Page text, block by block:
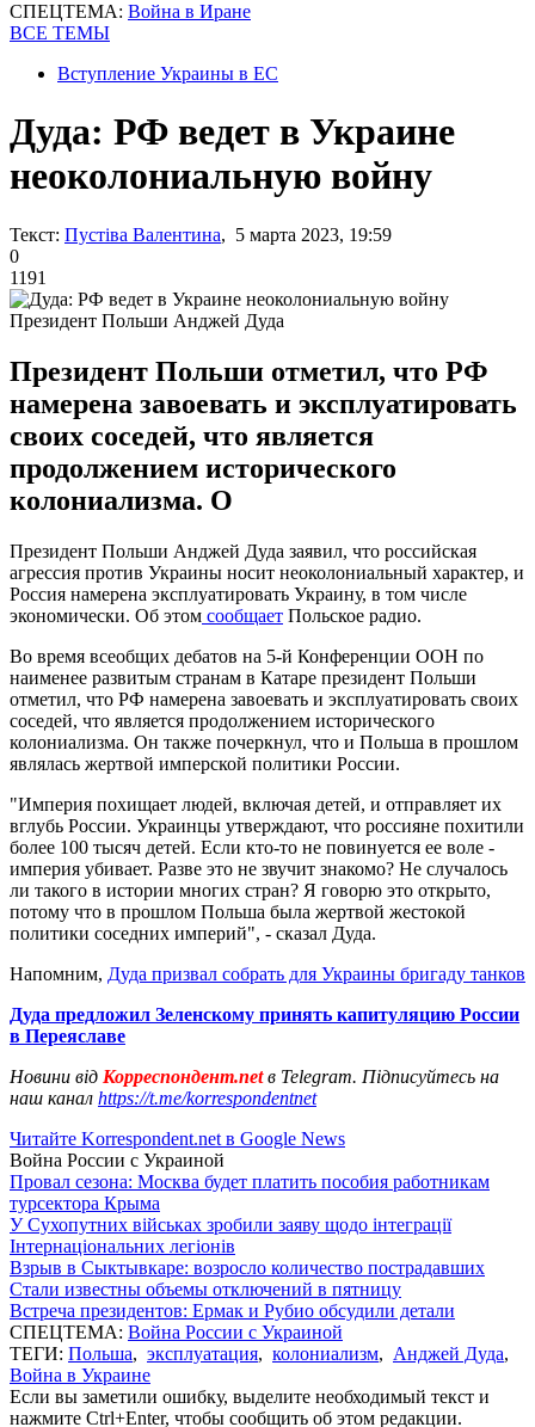
СПЕЦТЕМА: Война в Иране
ВСЕ ТЕМЫ
Вступление Украины в ЕС
Дуда: РФ ведет в Украине
неоколониальную войну
Текст: Пустіва Валентина, 5 марта 2023, 19:59
0
1191
Президент Польши Анджей Дуда
Президент Польши отметил, что РФ
намерена завоевать и эксплуатировать
своих соседей, что является
продолжением исторического
колониализма. О
Президент Польши Анджей Дуда заявил, что российская
агрессия против Украины носит неоколониальный характер, и
Россия намерена эксплуатировать Украину, в том числе
экономически. Об этом сообщает Польское радио.
Во время всеобщих дебатов на 5-й Конференции ООН по
наименее развитым странам в Катаре президент Польши
отметил, что РФ намерена завоевать и эксплуатировать своих
соседей, что является продолжением исторического
колониализма. Он также почеркнул, что и Польша в прошлом
являлась жертвой имперской политики России.
"Империя похищает людей, включая детей, и отправляет их
вглубь России. Украинцы утверждают, что россияне похитили
более 100 тысяч детей. Если кто-то не повинуется ее воле -
империя убивает. Разве это не звучит знакомо? Не случалось
ли такого в истории многих стран? Я говорю это открыто,
потому что в прошлом Польша была жертвой жестокой
политики соседних империй", - сказал Дуда.
Напомним, Дуда призвал собрать для Украины бригаду танков
Дуда предложил Зеленскому принять капитуляцию России
в Переяславе
Новини від Корреспондент.netв Telegram. Підписуйтесь на
наш канал https://t.me/korrespondentnet
Читайте Korrespondent.net в Google News
Война России с Украиной
Провал сезона: Москва будет платить пособия работникам
турсектора Крыма
У Сухопутних військах зробили заяву щодо інтеграції
Інтернаціональних легіонів
Взрыв в Сыктывкаре: возросло количество пострадавших
Стали известны объемы отключений в пятницу
Встреча президентов: Ермак и Рубио обсудили детали
СПЕЦТЕМА: Война России с Украиной
ТЕГИ: Польша, эксплуатация, колониализм, Анджей Дуда,
Война в Украине
Если вы заметили ошибку, выделите необходимый текст и
нажмите Ctrl+Enter, чтобы сообщить об этом редакции.